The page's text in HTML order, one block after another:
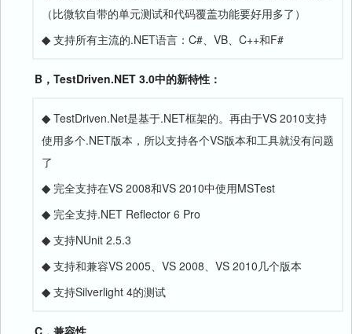
（比微软自带的单元测试和代码覆盖功能要好用多了）
◆ 支持所有主流的.NET语言：C#、VB、C++和F#
B，TestDriven.NET 3.0中的新特性：
◆ TestDriven.Net是基于.NET框架的。再由于VS 2010支持
使用多个.NET版本，所以支持各个VS版本和工具就没有问题
了
◆ 完全支持在VS 2008和VS 2010中使用MSTest
◆ 完全支持.NET Reflector 6 Pro
◆ 支持NUnit 2.5.3
◆ 支持和兼容VS 2005、VS 2008、VS 2010几个版本
◆ 支持Silverlight 4的测试
C，兼容性